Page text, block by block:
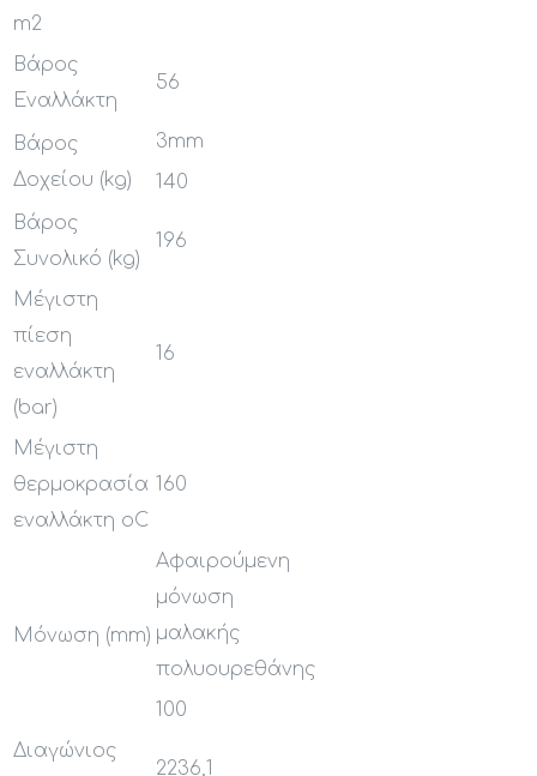
m2
Βάρος
Εναλλάκτη
56
Βάρος
Δοχείου (kg)
3mm
140
Βάρος
Συνολικό (kg)
196
Μέγιστη
πίεση
εναλλάκτη
(bar)
16
Μέγιστη
θερμοκρασία
εναλλάκτη oC
160
Μόνωση (mm)
Αφαιρούμενη
μόνωση
μαλακής
πολυουρεθάνης
100
Διαγώνιος
2236,1